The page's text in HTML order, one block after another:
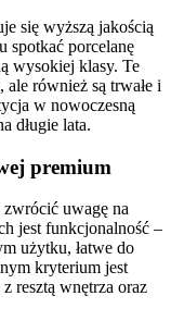
się wyższą jakością
spotkać porcelanę
wysokiej klasy. Te
również są trwałe i
w nowoczesną
długie lata.
premium
zwrócić uwagę na
jest funkcjonalność –
użytku, łatwe do
kryterium jest
resztą wnętrza oraz